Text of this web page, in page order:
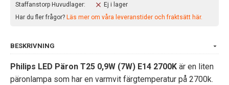
Staffanstorp Huvudlager:
Ej i lager
Har du fler frågor? Läs mer om våra leveranstider och fraktsätt här.
BESKRIVNING
Philips LED Päron T25 0,9W (7W) E14 2700K är en liten
päronlampa som har en varmvit färgtemperatur på 2700k.